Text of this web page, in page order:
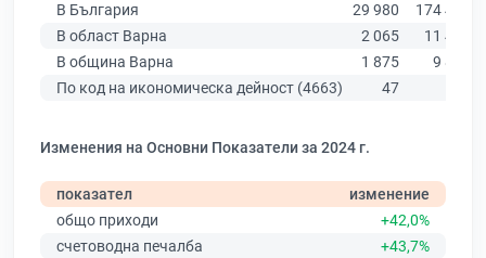
В България
29 980
174 403
В област Варна
2 065
11 437
В община Варна
1 875
9 876
По код на икономическа дейност (4663)
47
Изменения на Основни Показатели за 2024 г.
показател
изменение
общо приходи
+42,0%
счетоводна печалба
+43,7%